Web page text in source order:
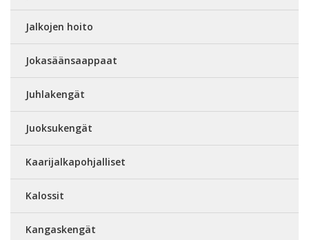
Jalkojen hoito
Jokasäänsaappaat
Juhlakengät
Juoksukengät
Kaarijalkapohjalliset
Kalossit
Kangaskengät